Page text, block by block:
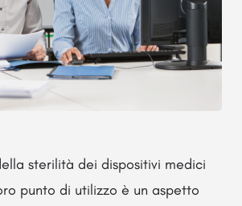
sterilità dei dispositivi medici
punto di utilizzo è un aspetto